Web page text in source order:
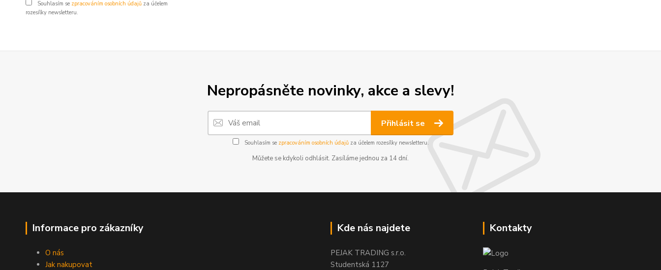
Souhlasím se zpracováním osobních údajů za účelem
rozesílky newsletteru.
Nepropásněte novinky, akce a slevy!
Přihlásit se
Souhlasím se zpracováním osobních údajůza účelem rozesílky newsletteru.
Můžete se kdykoli odhlásit. Zasíláme jednou za 14 dní.
Informace pro zákazníky
O nás
Jak nakupovat
Kde nás najdete
PEJAK TRADING s.r.o.
Studentská 1127
Kontakty